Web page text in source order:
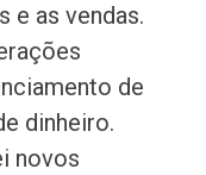
e as vendas.
de
dinheiro.
novos